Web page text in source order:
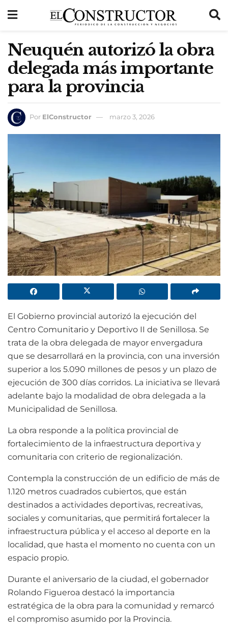
Neuquén autorizó la obra
delegada más importante
para la provincia
Por ElConstructor marzo 3, 2026
El Gobierno provincial autorizó la ejecución del
Centro Comunitario y Deportivo II de Senillosa. Se
trata de la obra delegada de mayor envergadura
que se desarrollará en la provincia, con una inversión
superior a los 5.090 millones de pesos y un plazo de
ejecución de 300 días corridos. La iniciativa se llevará
adelante bajo la modalidad de obra delegada a la
Municipalidad de Senillosa.
La obra responde a la política provincial de
fortalecimiento de la infraestructura deportiva y
comunitaria con criterio de regionalización.
Contempla la construcción de un edificio de más de
1.120 metros cuadrados cubiertos, que están
destinados a actividades deportivas, recreativas,
sociales y comunitarias, que permitirá fortalecer la
infraestructura pública y el acceso al deporte en la
localidad, que hasta el momento no cuenta con un
espacio propio.
Durante el aniversario de la ciudad, el gobernador
Rolando Figueroa destacó la importancia
estratégica de la obra para la comunidad y remarcó
el compromiso asumido por la Provincia.